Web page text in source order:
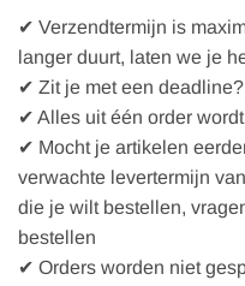
✔ Verzendtermijn is
langer duurt, laten we je
✔ Zit je met een
✔ Alles uit één order
✔ Mocht je artikelen
verwachte levertermijn
die je wilt bestellen,
bestellen
✔ Orders worden niet